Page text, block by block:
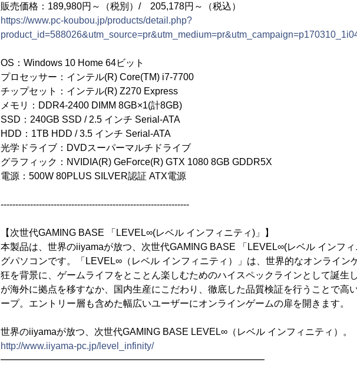
販売価格：189,980円～（税別）/ 205,178円～（税込）
https://www.pc-koubou.jp/products/detail.php?
OS：Windows 10 Home 64ビット
プロセッサー：インテル(R) Core(TM) i7-7700
チップセット：インテル(R) Z270 Express
メモリ：DDR4-2400 DIMM 8GB×1(計8GB)
SSD：240GB SSD / 2.5 インチ Serial-ATA
HDD：1TB HDD / 3.5 インチ Serial-ATA
光学ドライブ：DVDスーパーマルチドライブ
グラフィック：NVIDIA(R) GeForce(R) GTX 1080 8GB GDDR5X
電源：500W 80PLUS SILVER認証 ATX電源
----------------------------------------------------------------
【次世代GAMING BASE 「LEVEL∞(レベル インフィニティ)」】
本製品は、世界のiiyamaが放つ、次世代GAMING BASE 「LEVEL∞(レベル インフ
グパソコンです。「LEVEL∞（レベル インフィニティ）」は、世界的なオンライン
狂を背景に、ゲームライフをとことん楽しむためのハイスペックラインとして誕生
が海外に拠点を移すなか、国内生産にこだわり、徹底した品質検証を行うことで高
ープ。エントリー層も含めた幅広いユーザーにオンラインゲームの扉を開きます。
世界のiiyamaが放つ、次世代GAMING BASE LEVEL∞（レベル インフィニティ）。
http://www.iiyama-pc.jp/level_infinity/
━━━━━━━━━━━━━━━━━━━━━━━━━━━━